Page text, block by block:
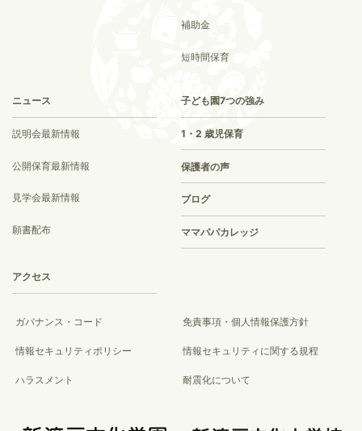
補助金
短時間保育
ニュース
説明会最新情報
公開保育最新情報
見学会最新情報
願書配布
子ども園7つの強み
1・2 歳児保育
保護者の声
ブログ
ママパパカレッジ
アクセス
ガバナンス・コード 免責事項・個人情報保護方針
情報セキュリティポリシー 情報セキュリティに関する規程
ハラスメント 耐震化について